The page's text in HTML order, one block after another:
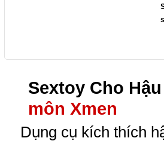
Sextoy Cho
môn Xmen
Dụng cụ kích thích